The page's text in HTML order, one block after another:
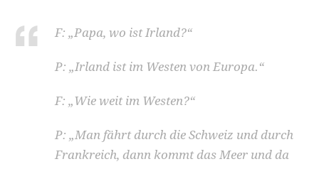
F: „Papa, wo ist Irland?“
P: „Irland ist im Westen von Europa.“
F: „Wie weit im Westen?“
P: „Man fährt durch die Schweiz und durch
Frankreich, dann kommt das Meer und da